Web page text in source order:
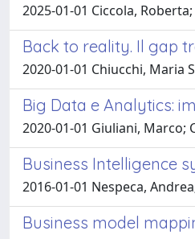
2025-01-01 Ciccola,
Back to reality. Il gap
2020-01-01 Chiucchi, Maria
Big Data e Analytics:
2020-01-01 Giuliani, Marco;
Business Intelligence
2016-01-01 Nespeca,
Business model